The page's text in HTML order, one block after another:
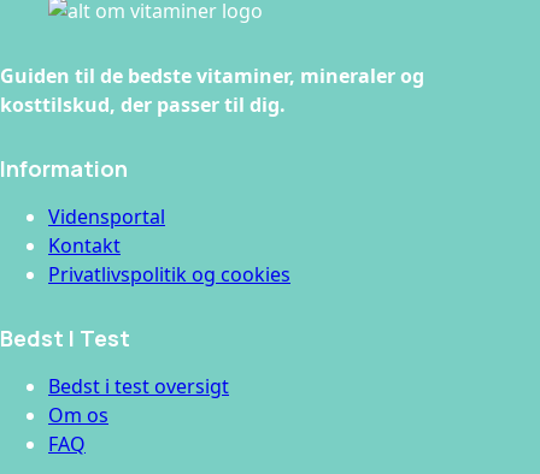
Guiden til de bedste vitaminer, mineraler og
kosttilskud, der passer til dig.
Information
Vidensportal
Kontakt
Privatlivspolitik og cookies
Bedst I Test
Bedst i test oversigt
Om os
FAQ